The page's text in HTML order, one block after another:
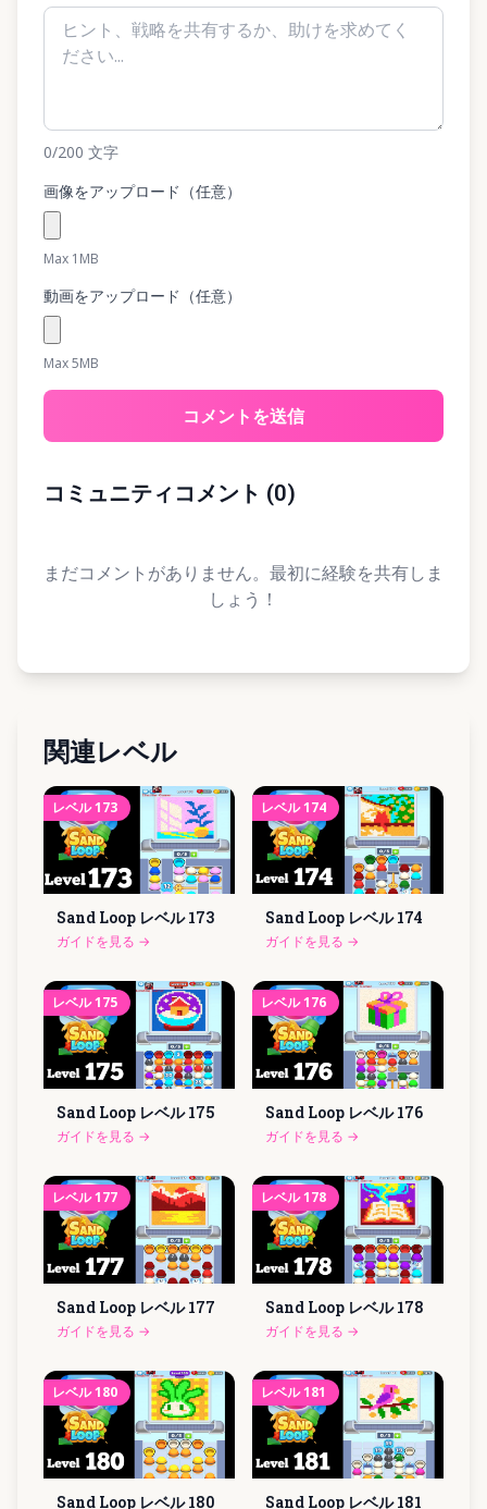
0/200 文字
画像をアップロード（任意）
Max 1MB
動画をアップロード（任意）
Max 5MB
コメントを送信
コミュニティコメント (0)
まだコメントがありません。最初に経験を共有しま
しょう！
関連レベル
レベル173
Sand Loop レベル 173
ガイドを見る →
レベル174
Sand Loop レベル 174
ガイドを見る →
レベル175
Sand Loop レベル 175
ガイドを見る →
レベル176
Sand Loop レベル 176
ガイドを見る →
レベル177
Sand Loop レベル 177
ガイドを見る →
レベル178
Sand Loop レベル 178
ガイドを見る →
レベル180
Sand Loop レベル 180
レベル181
Sand Loop レベル 181